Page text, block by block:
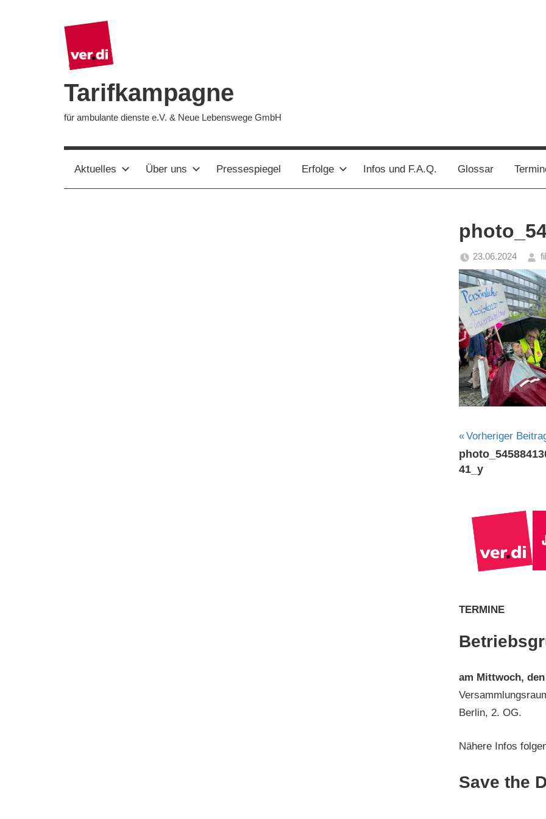
Tarifkampagne
für ambulante dienste e.V. & Neue Lebenswege GmbH
Aktuelles Über uns Pressespiegel Erfolge Infos und F.A.Q. Glossar
23.06.2024
Vorheriger
41_y
TERMINE
am Mittwoch, den
Berlin, 2. OG.
Nähere Infos
Save the